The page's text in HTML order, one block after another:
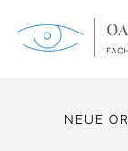
NEUE